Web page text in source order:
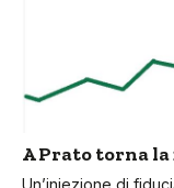
A Prato torna